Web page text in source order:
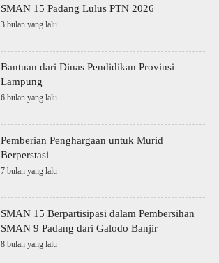
SMAN 15 Padang Lulus PTN 2026
3 bulan yang lalu
Bantuan dari Dinas Pendidikan Provinsi
Lampung
6 bulan yang lalu
Pemberian Penghargaan untuk Murid
Berperstasi
7 bulan yang lalu
SMAN 15 Berpartisipasi dalam Pembersihan
SMAN 9 Padang dari Galodo Banjir
8 bulan yang lalu